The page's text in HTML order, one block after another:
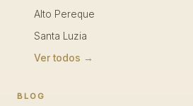
Alto Pereque
Santa Luzia
Ver todos →
BLOG